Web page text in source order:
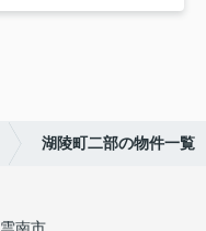
湖陵町二部の物件一覧